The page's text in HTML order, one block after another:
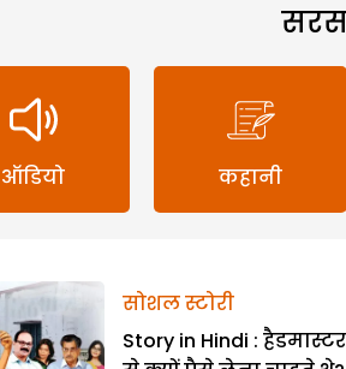
ऑडियो कहानी
सोशल स्टोरी
Story in Hindi :